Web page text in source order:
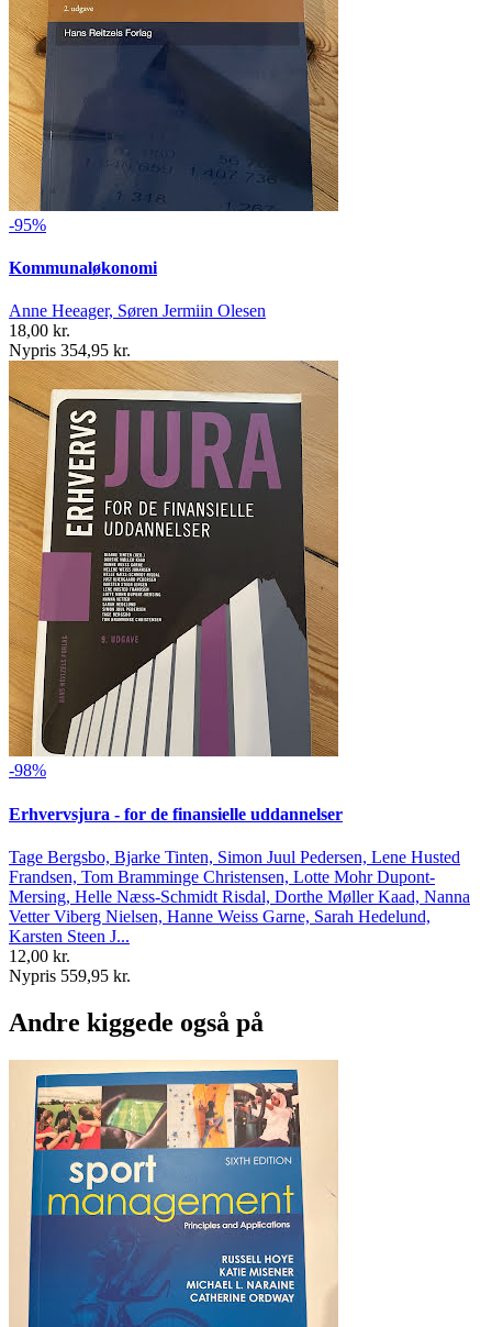
-95%
Kommunaløkonomi
Anne Heeager, Søren Jermiin Olesen
18,00 kr.
Nypris 354,95 kr.
-98%
Erhvervsjura - for de finansielle uddannelser
Tage Bergsbo, Bjarke Tinten, Simon Juul Pedersen, Lene Husted
Frandsen, Tom Bramminge Christensen, Lotte Mohr Dupont-
Mersing, Helle Næss-Schmidt Risdal, Dorthe Møller Kaad, Nanna
Vetter Viberg Nielsen, Hanne Weiss Garne, Sarah Hedelund,
Karsten Steen J...
12,00 kr.
Nypris 559,95 kr.
Andre kiggede også på